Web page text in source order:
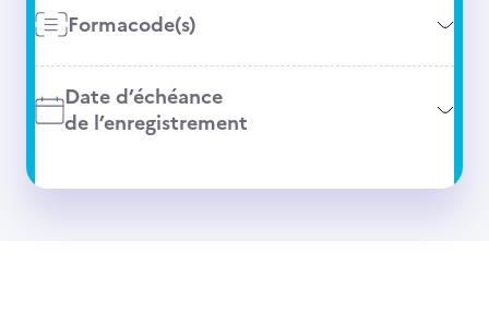
Formacode(s)
Date d’échéance
de l’enregistrement